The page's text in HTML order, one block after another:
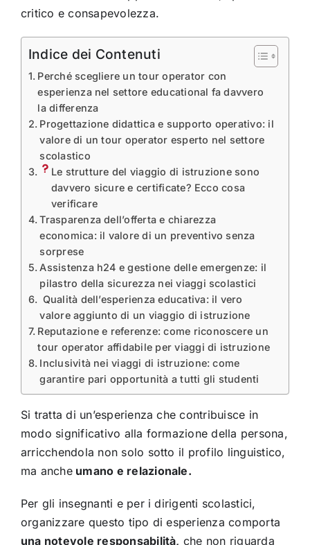
critico e consapevolezza.
Indice dei Contenuti
Perché scegliere un tour operator con
esperienza nel settore educational fa davvero
la differenza
Progettazione didattica e supporto operativo: il
valore di un tour operator esperto nel settore
scolastico
Le strutture del viaggio di istruzione sono
davvero sicure e certificate? Ecco cosa
verificare
Trasparenza dell’offerta e chiarezza
economica: il valore di un preventivo senza
sorprese
Assistenza h24 e gestione delle emergenze: il
pilastro della sicurezza nei viaggi scolastici
Qualità dell’esperienza educativa: il vero
valore aggiunto di un viaggio di istruzione
Reputazione e referenze: come riconoscere un
tour operator affidabile per viaggi di istruzione
Inclusività nei viaggi di istruzione: come
garantire pari opportunità a tutti gli studenti
Si tratta di un’esperienza che contribuisce in
modo significativo alla formazione della persona,
arricchendola non solo sotto il profilo linguistico,
ma ancheumano e relazionale.
Per gli insegnanti e per i dirigenti scolastici,
organizzare questo tipo di esperienza comporta
una notevole responsabilità, che non riguarda